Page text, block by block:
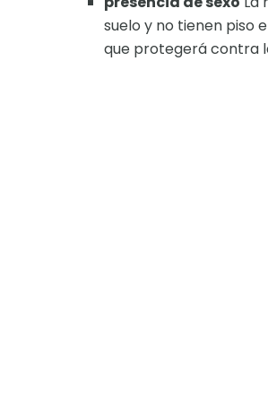
suelo y no tienen piso
que protegerá contra